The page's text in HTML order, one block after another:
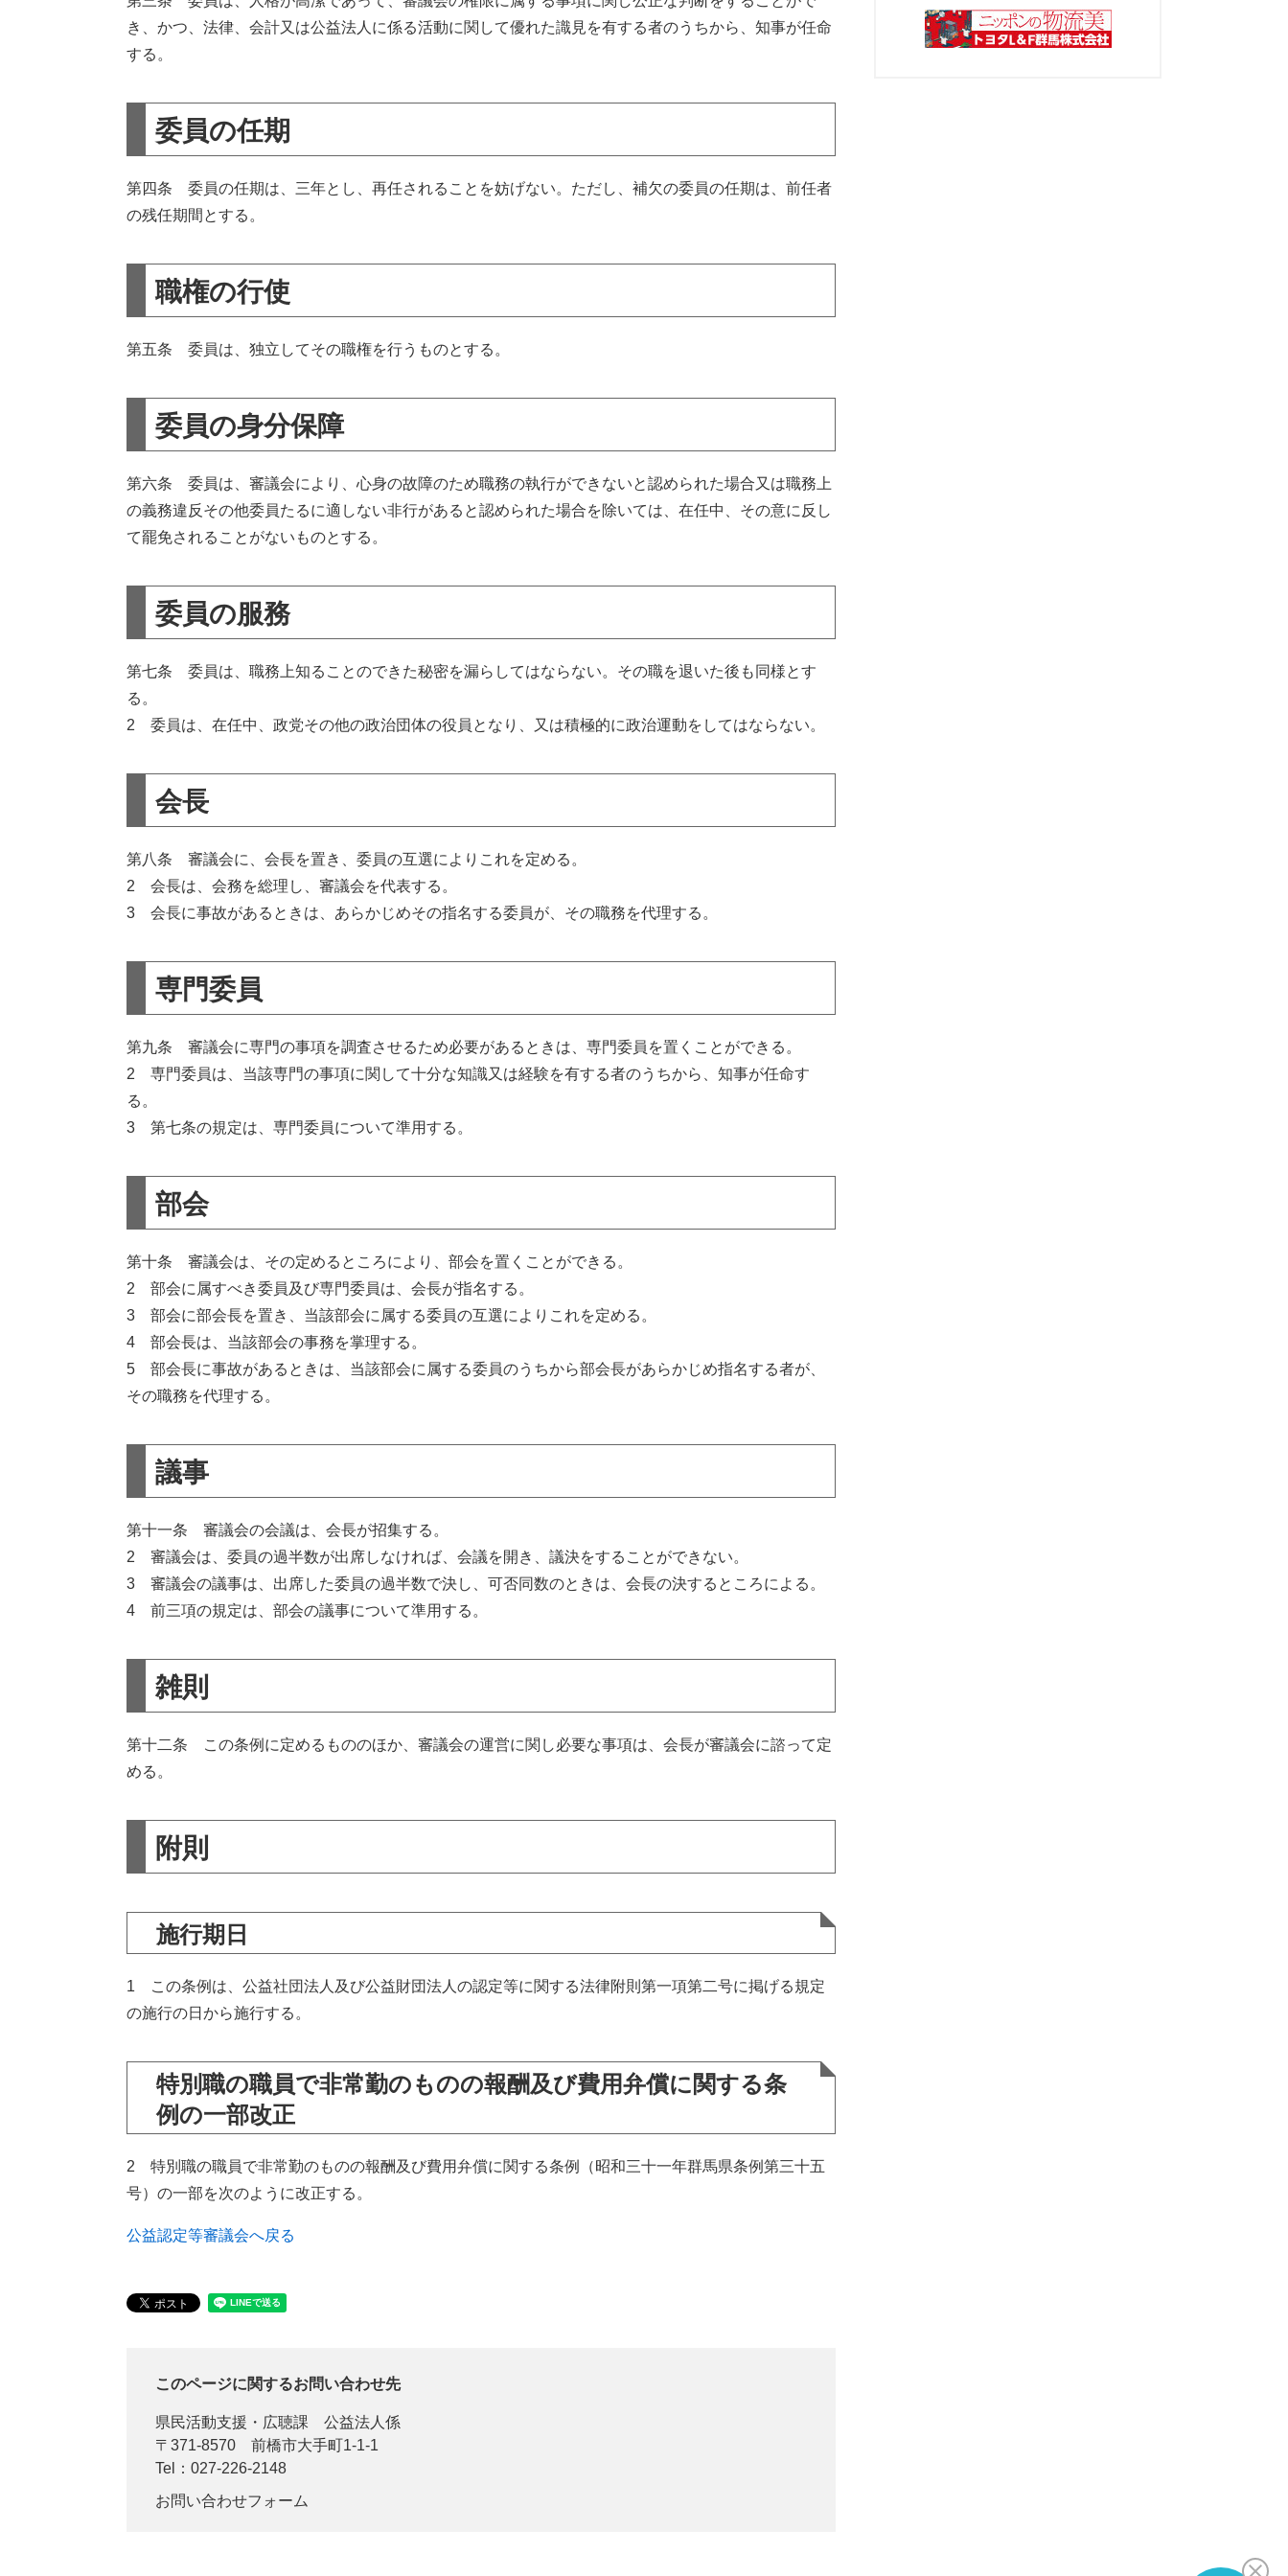
き、かつ、法律、会計又は公益法人に係る活動に関して優れた識見を有する者のうちから、知事が任命
する。
委員の任期
第四条 委員の任期は、三年とし、再任されることを妨げない。ただし、補欠の委員の任期は、前任者
の残任期間とする。
職権の行使
第五条 委員は、独立してその職権を行うものとする。
委員の身分保障
第六条 委員は、審議会により、心身の故障のため職務の執行ができないと認められた場合又は職務上
の義務違反その他委員たるに適しない非行があると認められた場合を除いては、在任中、その意に反し
て罷免されることがないものとする。
委員の服務
第七条 委員は、職務上知ることのできた秘密を漏らしてはならない。その職を退いた後も同様とす
る。
2 委員は、在任中、政党その他の政治団体の役員となり、又は積極的に政治運動をしてはならない。
会長
第八条 審議会に、会長を置き、委員の互選によりこれを定める。
2 会長は、会務を総理し、審議会を代表する。
3 会長に事故があるときは、あらかじめその指名する委員が、その職務を代理する。
専門委員
第九条 審議会に専門の事項を調査させるため必要があるときは、専門委員を置くことができる。
2 専門委員は、当該専門の事項に関して十分な知識又は経験を有する者のうちから、知事が任命す
る。
3 第七条の規定は、専門委員について準用する。
部会
第十条 審議会は、その定めるところにより、部会を置くことができる。
2 部会に属すべき委員及び専門委員は、会長が指名する。
3 部会に部会長を置き、当該部会に属する委員の互選によりこれを定める。
4 部会長は、当該部会の事務を掌理する。
5 部会長に事故があるときは、当該部会に属する委員のうちから部会長があらかじめ指名する者が、
その職務を代理する。
議事
第十一条 審議会の会議は、会長が招集する。
2 審議会は、委員の過半数が出席しなければ、会議を開き、議決をすることができない。
3 審議会の議事は、出席した委員の過半数で決し、可否同数のときは、会長の決するところによる。
4 前三項の規定は、部会の議事について準用する。
雑則
第十二条 この条例に定めるもののほか、審議会の運営に関し必要な事項は、会長が審議会に諮って定
める。
附則
施行期日
1 この条例は、公益社団法人及び公益財団法人の認定等に関する法律附則第一項第二号に掲げる規定
の施行の日から施行する。
特別職の職員で非常勤のものの報酬及び費用弁償に関する条
例の一部改正
2 特別職の職員で非常勤のものの報酬及び費用弁償に関する条例（昭和三十一年群馬県条例第三十五
号）の一部を次のように改正する。
公益認定等審議会へ戻る
このページに関するお問い合わせ先
県民活動支援・広聴課
公益法人係
〒371-8570
前橋市大手町1-1-1
Tel：027-226-2148
お問い合わせフォーム